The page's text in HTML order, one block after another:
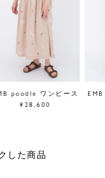
poodle ワンピース
¥28,600
した商品